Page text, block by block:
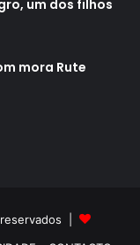
um dos filhos
mora Rute
|